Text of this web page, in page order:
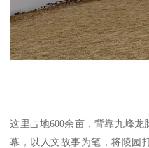
这里占地600余亩，背靠九峰
幕，以人文故事为笔，将陵园